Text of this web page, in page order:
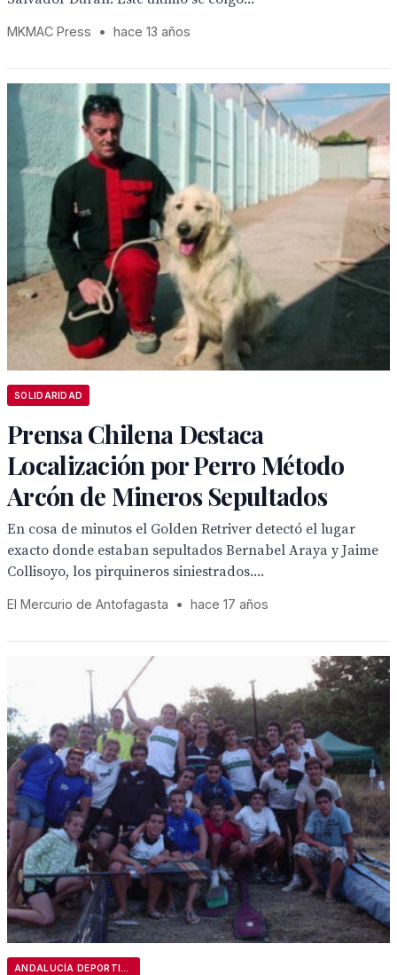
MKMAC Press • hace 13 años
SOLIDARIDAD
Prensa Chilena Destaca
Localización por Perro Método
Arcón de Mineros Sepultados
En cosa de minutos el Golden Retriver detectó el lugar
exacto donde estaban sepultados Bernabel Araya y Jaime
Collisoyo, los pirquineros siniestrados....
El Mercurio de Antofagasta • hace 17 años